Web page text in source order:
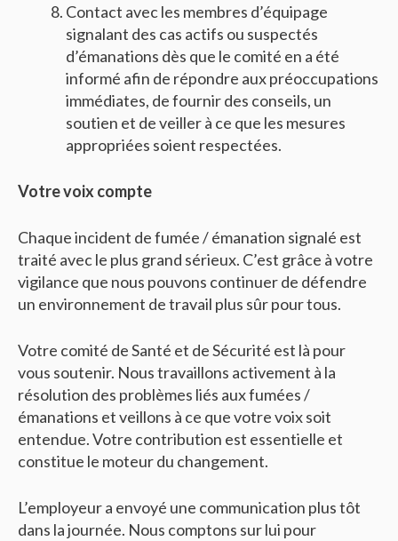
Contact avec les membres d’équipage
signalant des cas actifs ou suspectés
d’émanations dès que le comité en a été
informé afin de répondre aux préoccupations
immédiates, de fournir des conseils, un
soutien et de veiller à ce que les mesures
appropriées soient respectées.
Votre voix compte
Chaque incident de fumée / émanation signalé est
traité avec le plus grand sérieux. C’est grâce à votre
vigilance que nous pouvons continuer de défendre
un environnement de travail plus sûr pour tous.
Votre comité de Santé et de Sécurité est là pour
vous soutenir. Nous travaillons activement à la
résolution des problèmes liés aux fumées /
émanations et veillons à ce que votre voix soit
entendue. Votre contribution est essentielle et
constitue le moteur du changement.
L’employeur a envoyé une communication plus tôt
dans la journée. Nous comptons sur lui pour